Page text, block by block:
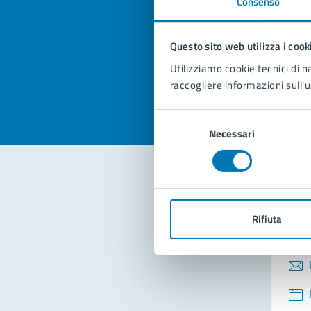
Questo sito web utilizza i
Utilizziamo cookie tecnici di
raccogliere informazioni
consenso
Necessari
Rifiuta